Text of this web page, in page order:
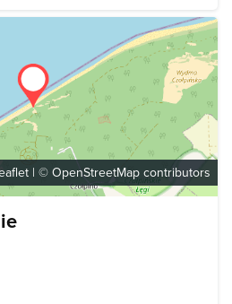
| © OpenStreetMap contributors